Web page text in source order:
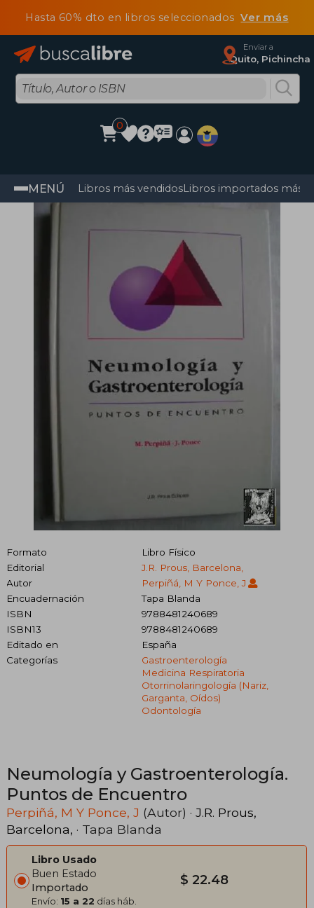
Hasta 60% dto en libros seleccionadosVer más
Enviar a
Quito, Pichincha
0
MENÚ Libros más vendidosLibros importados más
Formato
Libro Físico
Editorial
J.R. Prous, Barcelona,
Autor
Perpiñá, M Y Ponce, J
Encuadernación
Tapa Blanda
ISBN
9788481240689
ISBN13
9788481240689
Editado en
España
Categorías
Gastroenterología
Medicina Respiratoria
Otorrinolaringología (nariz,
Garganta, Oídos)
Odontología
Neumología y Gastroenterología.
Puntos de Encuentro
Perpiñá, M Y Ponce, J (Autor) · J.R. Prous,
Barcelona, · Tapa Blanda
Libro Usado
Buen Estado
Importado
Envío: 15 a 22 días háb.
$ 22.48